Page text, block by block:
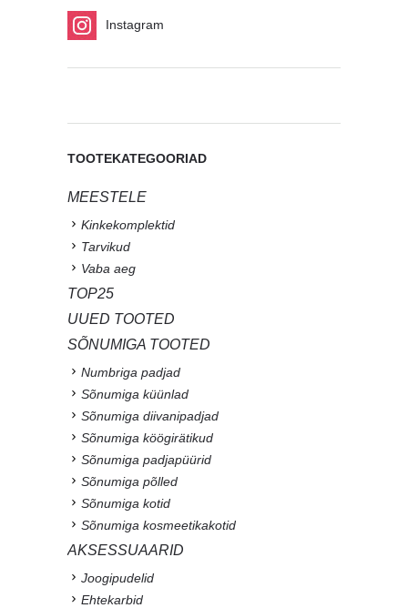
Instagram
TOOTEKATEGOORIAD
MEESTELE
Kinkekomplektid
Tarvikud
Vaba aeg
TOP25
UUED TOOTED
SÕNUMIGA TOOTED
Numbriga padjad
Sõnumiga küünlad
Sõnumiga diivanipadjad
Sõnumiga köögirätikud
Sõnumiga padjapüürid
Sõnumiga põlled
Sõnumiga kotid
Sõnumiga kosmeetikakotid
AKSESSUAARID
Joogipudelid
Ehtekarbid